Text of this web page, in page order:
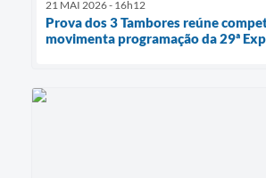
21 MAI 2026 - 16h12
Prova dos 3 Tambores reúne
movimenta programação da 29ª